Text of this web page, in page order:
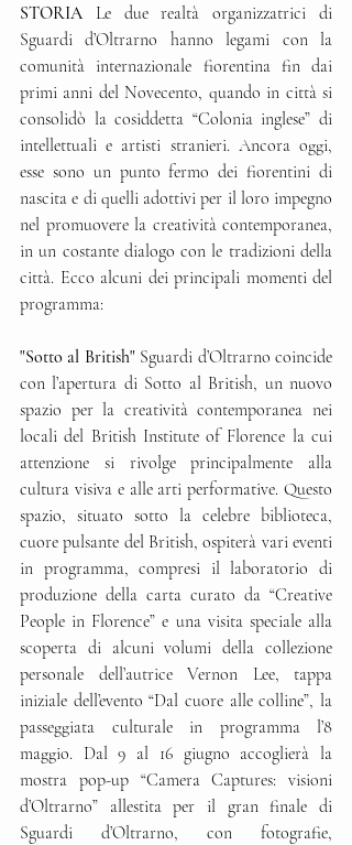
STORIA Le due realtà organizzatrici di
Sguardi d’Oltrarno hanno legami con la
comunità internazionale fiorentina fin dai
primi anni del Novecento, quando in città si
consolidò la cosiddetta “Colonia inglese” di
intellettuali e artisti stranieri. Ancora oggi,
esse sono un punto fermo dei fiorentini di
nascita e di quelli adottivi per il loro impegno
nel promuovere la creatività contemporanea,
in un costante dialogo con le tradizioni della
città. Ecco alcuni dei principali momenti del
programma:
"Sotto al British" Sguardi d’Oltrarno coincide
con l’apertura di Sotto al British, un nuovo
spazio per la creatività contemporanea nei
locali del British Institute of Florence la cui
attenzione si rivolge principalmente alla
cultura visiva e alle arti performative. Questo
spazio, situato sotto la celebre biblioteca,
cuore pulsante del British, ospiterà vari eventi
in programma, compresi il laboratorio di
produzione della carta curato da “Creative
People in Florence” e una visita speciale alla
scoperta di alcuni volumi della collezione
personale dell’autrice Vernon Lee, tappa
iniziale dell’evento “Dal cuore alle colline”, la
passeggiata culturale in programma l’8
maggio. Dal 9 al 16 giugno accoglierà la
mostra pop-up “Camera Captures: visioni
d’Oltrarno” allestita per il gran finale di
Sguardi d’Oltrarno, con fotografie,